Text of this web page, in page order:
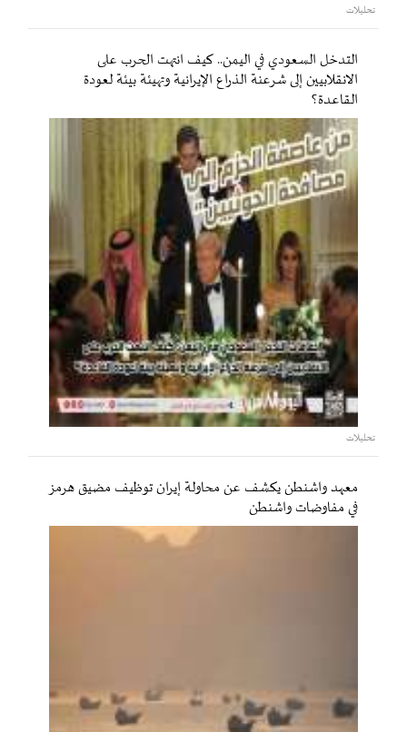
تحليلات
التدخل السعودي في اليمن.. كيف انتهت الحرب على
الانقلابيين إلى شرعنة الذراع الإيرانية وتهيئة بيئة لعودة
القاعدة؟
تحليلات
معهد واشنطن يكشف عن محاولة إيران توظيف مضيق هرمز
في مفاوضات واشنطن